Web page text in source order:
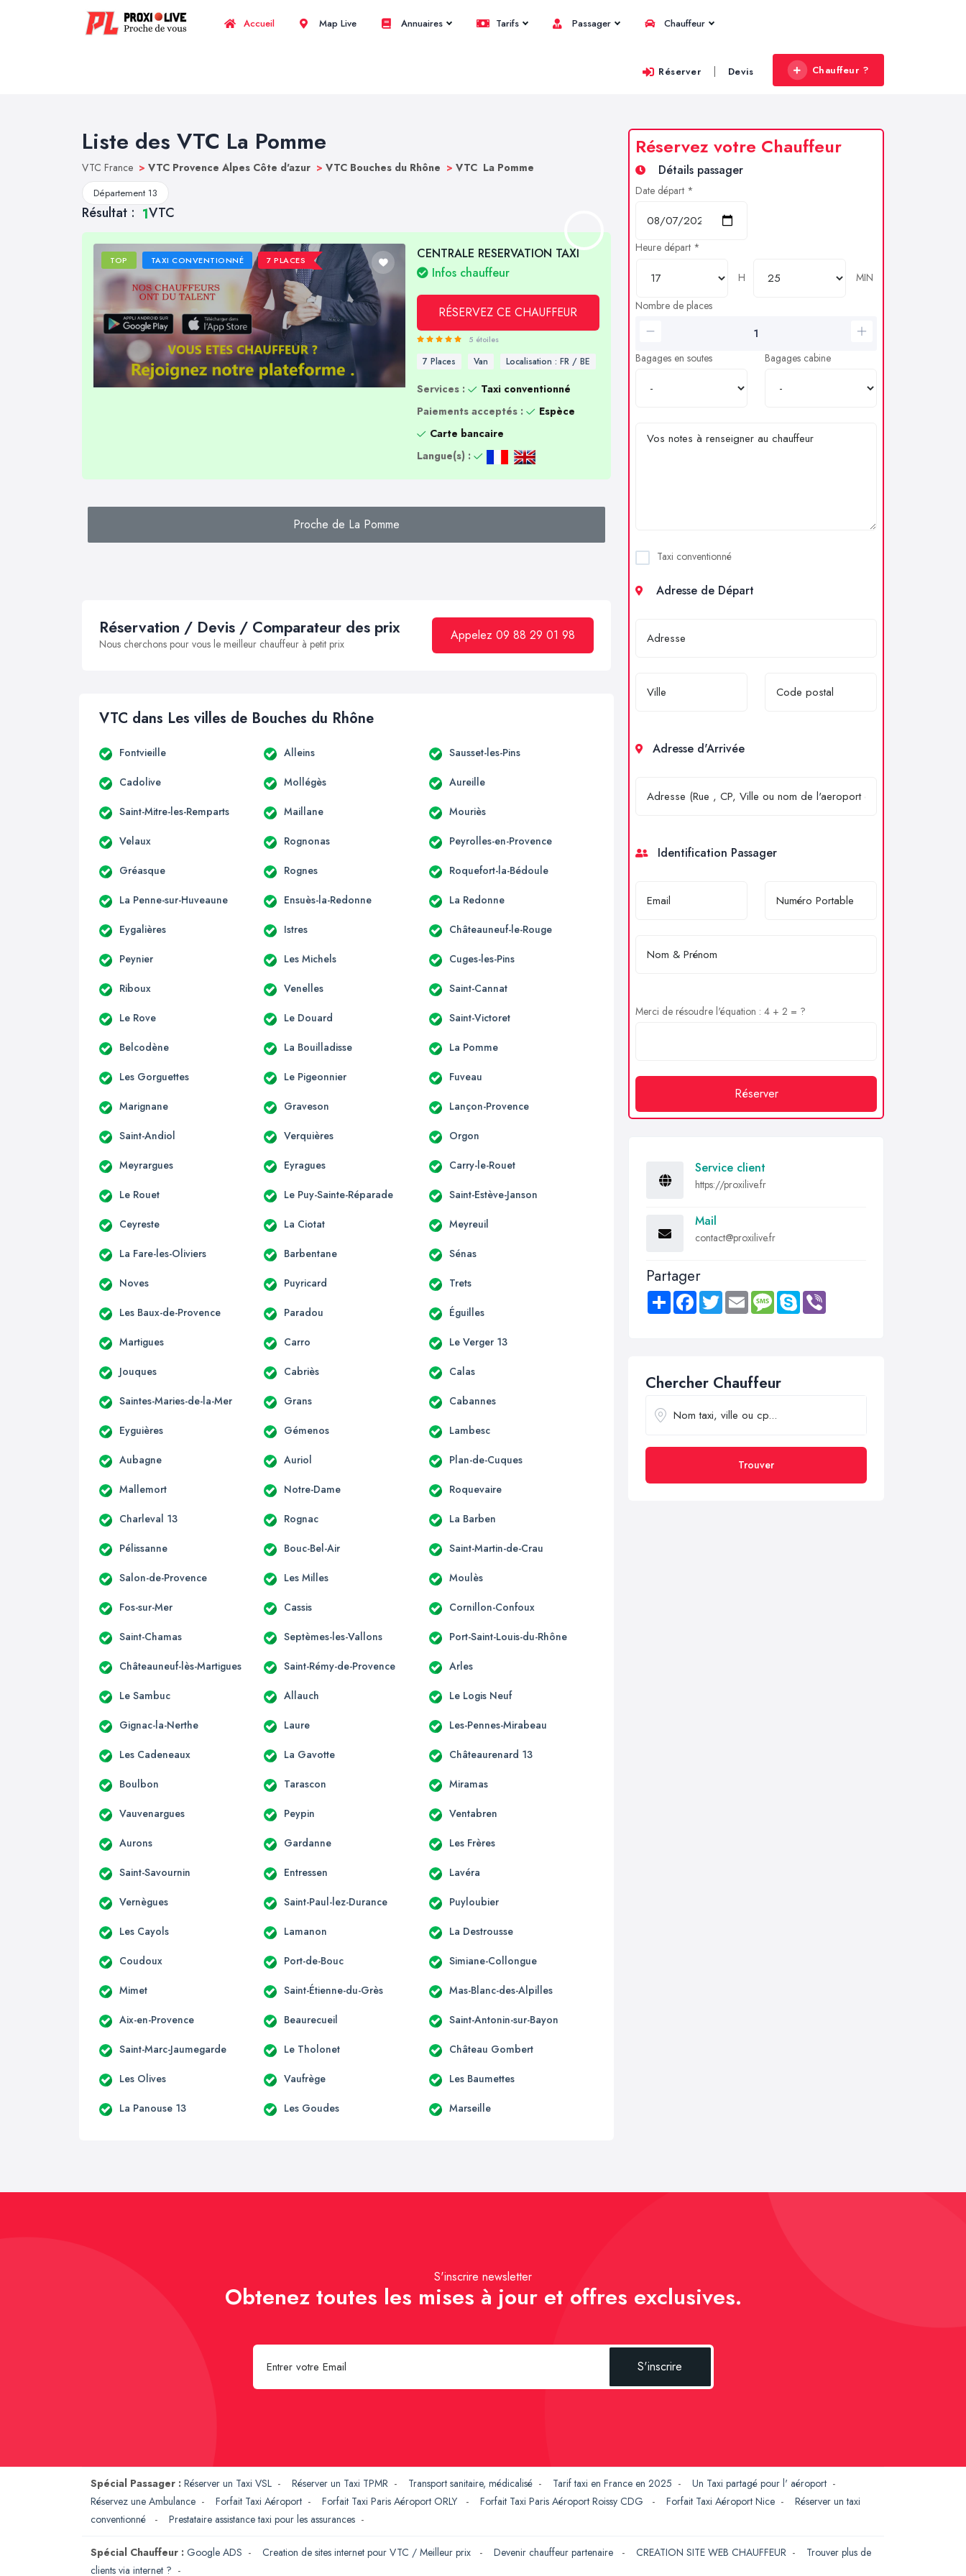
Accueil Map Live Annuaires Tarifs Passager Chauffeur
Réserver | Devis Chauffeur ?
Liste des VTC La Pomme
VTC France > VTC Provence Alpes Côte d'azur > VTC Bouches du Rhône > VTC La Pomme
Département 13
Résultat : 1VTC
TOP TAXI CONVENTIONNÉ 7 PLACES
CENTRALE RESERVATION TAXI
Infos chauffeur
RÉSERVEZ CE CHAUFFEUR
5 étoiles
7 Places Van Localisation : FR / BE
Services :
Taxi conventionné
Paiements acceptés :
Espèce
Carte bancaire
Langue(s) :
Proche de La Pomme
Réservation / Devis / Comparateur des prix
Nous cherchons pour vous le meilleur chauffeur à petit prix
Appelez 09 88 29 01 98
VTC dans Les villes de Bouches du Rhône
Fontvieille Alleins Sausset-les-Pins
Cadolive Mollégès Aureille
Saint-Mitre-les-Remparts Maillane Mouriès
Velaux Rognonas Peyrolles-en-Provence
Gréasque Rognes Roquefort-la-Bédoule
La Penne-sur-Huveaune Ensuès-la-Redonne La Redonne
Eygalières Istres Châteauneuf-le-Rouge
Peynier Les Michels Cuges-les-Pins
Riboux Venelles Saint-Cannat
Le Rove Le Douard Saint-Victoret
Belcodène La Bouilladisse La Pomme
Les Gorguettes Le Pigeonnier Fuveau
Marignane Graveson Lançon-Provence
Saint-Andiol Verquières Orgon
Meyrargues Eyragues Carry-le-Rouet
Le Rouet Le Puy-Sainte-Réparade Saint-Estève-Janson
Ceyreste La Ciotat Meyreuil
La Fare-les-Oliviers Barbentane Sénas
Noves Puyricard Trets
Les Baux-de-Provence Paradou Éguilles
Martigues Carro Le Verger 13
Jouques Cabriès Calas
Saintes-Maries-de-la-Mer Grans Cabannes
Eyguières Gémenos Lambesc
Aubagne Auriol Plan-de-Cuques
Mallemort Notre-Dame Roquevaire
Charleval 13 Rognac La Barben
Pélissanne Bouc-Bel-Air Saint-Martin-de-Crau
Salon-de-Provence Les Milles Moulès
Fos-sur-Mer Cassis Cornillon-Confoux
Saint-Chamas Septèmes-les-Vallons Port-Saint-Louis-du-Rhône
Châteauneuf-lès-Martigues Saint-Rémy-de-Provence Arles
Le Sambuc Allauch Le Logis Neuf
Gignac-la-Nerthe Laure Les-Pennes-Mirabeau
Les Cadeneaux La Gavotte Châteaurenard 13
Boulbon Tarascon Miramas
Vauvenargues Peypin Ventabren
Aurons Gardanne Les Frères
Saint-Savournin Entressen Lavéra
Vernègues Saint-Paul-lez-Durance Puyloubier
Les Cayols Lamanon La Destrousse
Coudoux Port-de-Bouc Simiane-Collongue
Mimet Saint-Étienne-du-Grès Mas-Blanc-des-Alpilles
Aix-en-Provence Beaurecueil Saint-Antonin-sur-Bayon
Saint-Marc-Jaumegarde Le Tholonet Château Gombert
Les Olives Vaufrège Les Baumettes
La Panouse 13 Les Goudes Marseille
Réservez votre Chauffeur
Détails passager
Date départ *
Heure départ *
H
MIN
Nombre de places
Bagages en soutes Bagages cabine
Taxi conventionné
Adresse de Départ
Adresse d'Arrivée
Identification Passager
Merci de résoudre l'équation : 4 + 2 = ?
Réserver
Service client
https://proxilive.fr
Mail
contact@proxilive.fr
Partager
Share FacebookTwitter Email MessageSkype
Chercher Chauffeur
Trouver
S'inscrire newsletter
Obtenez toutes les mises à jour et offres exclusives.
S'inscrire
Spécial Passager : Réserver un Taxi VSL - Réserver un Taxi TPMR - Transport sanitaire, médicalisé - Tarif taxi en France en 2025 - Un Taxi partagé pour l' aéroport -
Réservez une Ambulance - Forfait Taxi Aéroport - Forfait Taxi Paris Aéroport ORLY - Forfait Taxi Paris Aéroport Roissy CDG - Forfait Taxi Aéroport Nice - Réserver un taxi
conventionné
- Prestataire assistance taxi pour les assurances -
Spécial Chauffeur : Google ADS - Creation de sites internet pour VTC / Meilleur prix - Devenir chauffeur partenaire - CREATION SITE WEB CHAUFFEUR - Trouver plus de
clients via internet ? -